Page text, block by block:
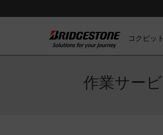
コクピッ
作業サー